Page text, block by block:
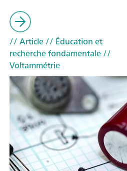
// Article// Éducation et
recherche fondamentale//
Voltammétrie